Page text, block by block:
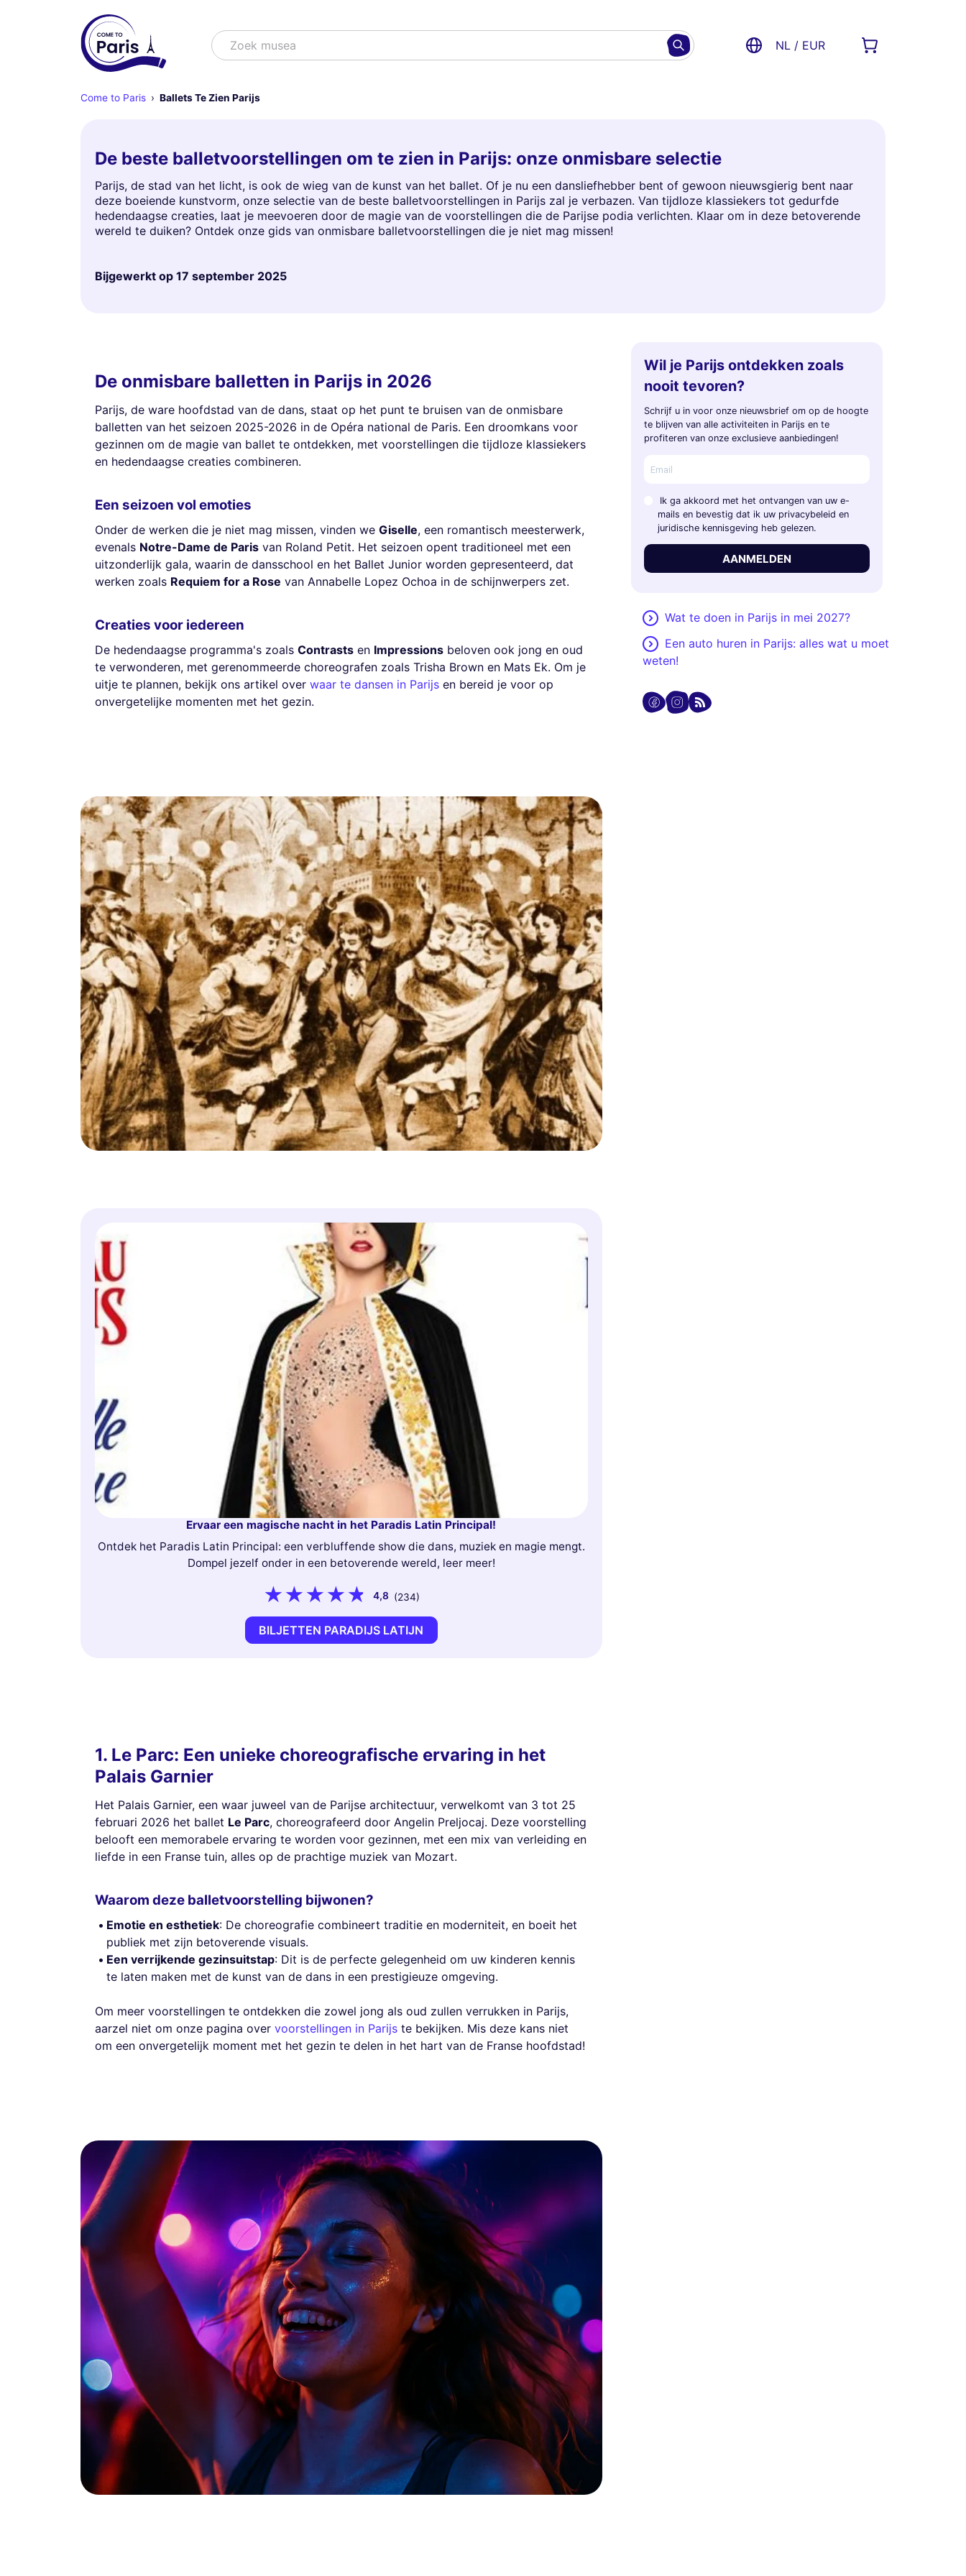
ZoekZoek musea NL / EUR
Come to Paris Ballets Te Zien Parijs
De beste balletvoorstellingen om te zien in Parijs: onze onmisbare selectie
Parijs, de stad van het licht, is ook de wieg van de kunst van het ballet. Of je nu een dansliefhebber bent of gewoon nieuwsgierig bent naar
deze boeiende kunstvorm, onze selectie van de beste balletvoorstellingen in Parijs zal je verbazen. Van tijdloze klassiekers tot gedurfde
hedendaagse creaties, laat je meevoeren door de magie van de voorstellingen die de Parijse podia verlichten. Klaar om in deze betoverende
wereld te duiken? Ontdek onze gids van onmisbare balletvoorstellingen die je niet mag missen!
Bijgewerkt op 17 september 2025
De onmisbare balletten in Parijs in 2026
Parijs, de ware hoofdstad van de dans, staat op het punt te bruisen van de onmisbare
balletten van het seizoen 2025-2026 in de Opéra national de Paris. Een droomkans voor
gezinnen om de magie van ballet te ontdekken, met voorstellingen die tijdloze klassiekers
en hedendaagse creaties combineren.
Een seizoen vol emoties
Onder de werken die je niet mag missen, vinden we Giselle, een romantisch meesterwerk,
evenals Notre-Dame de Paris van Roland Petit. Het seizoen opent traditioneel met een
uitzonderlijk gala, waarin de dansschool en het Ballet Junior worden gepresenteerd, dat
werken zoals Requiem for a Rose van Annabelle Lopez Ochoa in de schijnwerpers zet.
Creaties voor iedereen
De hedendaagse programma's zoals Contrasts en Impressions beloven ook jong en oud
te verwonderen, met gerenommeerde choreografen zoals Trisha Brown en Mats Ek. Om je
uitje te plannen, bekijk ons artikel over waar te dansen in Parijs en bereid je voor op
onvergetelijke momenten met het gezin.
Ervaar een magische nacht in het Paradis Latin Principal!
Ontdek het Paradis Latin Principal: een verbluffende show die dans, muziek en magie mengt.
Dompel jezelf onder in een betoverende wereld, leer meer!
4,8 (234)
BILJETTEN PARADIJS LATIJN
1. Le Parc: Een unieke choreografische ervaring in het
Palais Garnier
Het Palais Garnier, een waar juweel van de Parijse architectuur, verwelkomt van 3 tot 25
februari 2026 het ballet Le Parc, choreografeerd door Angelin Preljocaj. Deze voorstelling
belooft een memorabele ervaring te worden voor gezinnen, met een mix van verleiding en
liefde in een Franse tuin, alles op de prachtige muziek van Mozart.
Waarom deze balletvoorstelling bijwonen?
Emotie en esthetiek: De choreografie combineert traditie en moderniteit, en boeit het
publiek met zijn betoverende visuals.
Een verrijkende gezinsuitstap: Dit is de perfecte gelegenheid om uw kinderen kennis
te laten maken met de kunst van de dans in een prestigieuze omgeving.
Om meer voorstellingen te ontdekken die zowel jong als oud zullen verrukken in Parijs,
aarzel niet om onze pagina over voorstellingen in Parijs te bekijken. Mis deze kans niet
om een onvergetelijk moment met het gezin te delen in het hart van de Franse hoofdstad!
Wil je Parijs ontdekken zoals
nooit tevoren?
Schrijf u in voor onze nieuwsbrief om op de hoogte
te blijven van alle activiteiten in Parijs en te
profiteren van onze exclusieve aanbiedingen!
Ik ga akkoord met het ontvangen van uw e-
mails en bevestig dat ik uw privacybeleid en
juridische kennisgeving heb gelezen.
AANMELDEN
Wat te doen in Parijs in mei 2027?
Een auto huren in Parijs: alles wat u moet
weten!